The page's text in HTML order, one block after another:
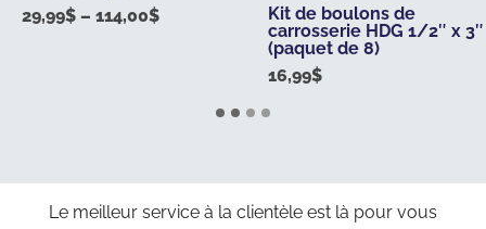
29,99$ – 114,00$
114,00$
Kit de boulons de
carrosserie HDG 1/2″ x 3″
(paquet de 8)
16,99$
Le meilleur service à la clientèle est là pour vous